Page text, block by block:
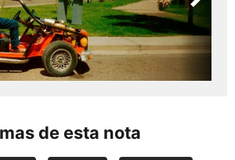
Next
de esta nota